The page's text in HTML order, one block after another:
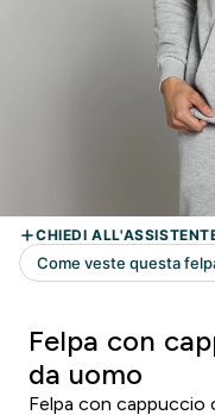
Felpa con
da uomo
Felpa con cappuccio